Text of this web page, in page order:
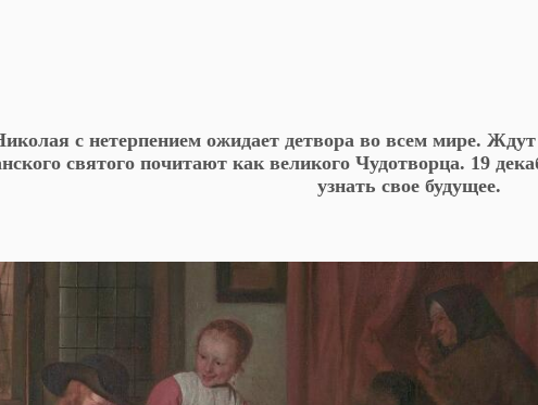
с нетерпением ожидает детвора во всем мире.
святого почитают как великого Чудотворца. 19
узнать свое будущее.